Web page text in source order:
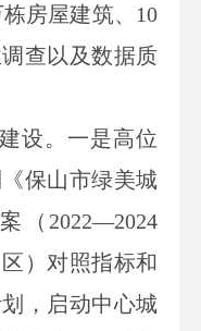
房屋建筑、 10
查以及数据质
设。一是高位
保山市绿美城
（ 2022—2024
）对照指标和
，启动中心城